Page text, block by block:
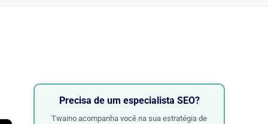
Precisa de um especialista SEO?
Twaino acompanha você na sua estratégia de